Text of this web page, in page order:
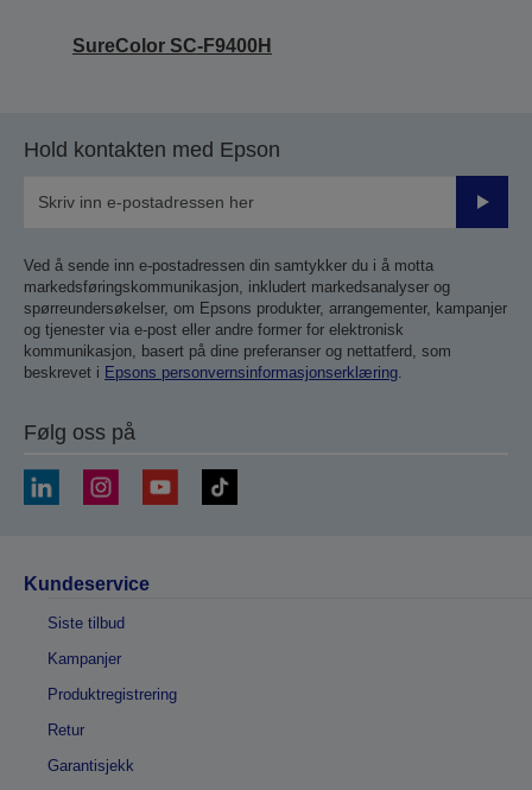
SureColor SC-F9400H
Hold kontakten med Epson
Send
Ved å sende inn e-postadressen din samtykker du i å motta
markedsføringskommunikasjon, inkludert markedsanalyser og
spørreundersøkelser, om Epsons produkter, arrangementer, kampanjer
og tjenester via e-post eller andre former for elektronisk
kommunikasjon, basert på dine preferanser og nettatferd, som
beskrevet i Epsons personvernsinformasjonserklæring
Følg oss på
Kundeservice
Siste tilbud
Kampanjer
Produktregistrering
Retur
Garantisjekk